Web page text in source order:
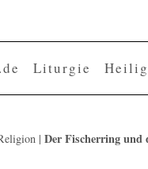
Liturgie
| Der Fischerring und